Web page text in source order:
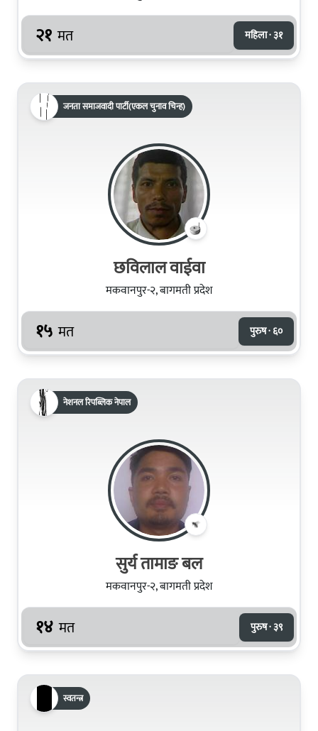
२१ मत महिला · ३१
जनता समाजवादी पार्टी(एकल चुनाव चिन्ह)
छविलाल वाईवा
मकवानपुर-२, बागमती प्रदेश
१५ मत पुरुष · ६०
नेशनल रिपब्लिक नेपाल
सुर्य तामाङ बल
मकवानपुर-२, बागमती प्रदेश
१४ मत पुरुष · ३९
स्वतन्त्र